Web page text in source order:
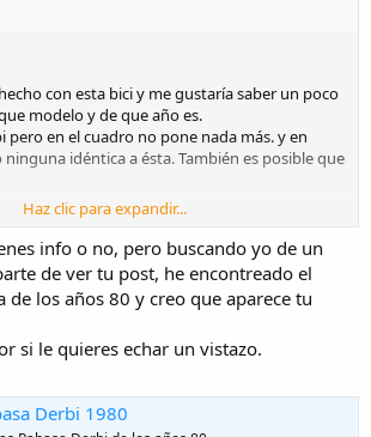
con esta bici y me gustaría saber un poco
modelo y de que año es.
pero en el cuadro no pone nada más. y en
idéntica a ésta. También es posible que
Haz clic para expandir...
info o no, pero buscando yo de un
de ver tu post, he encontreado el
de los años 80 y creo que aparece tu
si le quieres echar un vistazo.
Derbi 1980